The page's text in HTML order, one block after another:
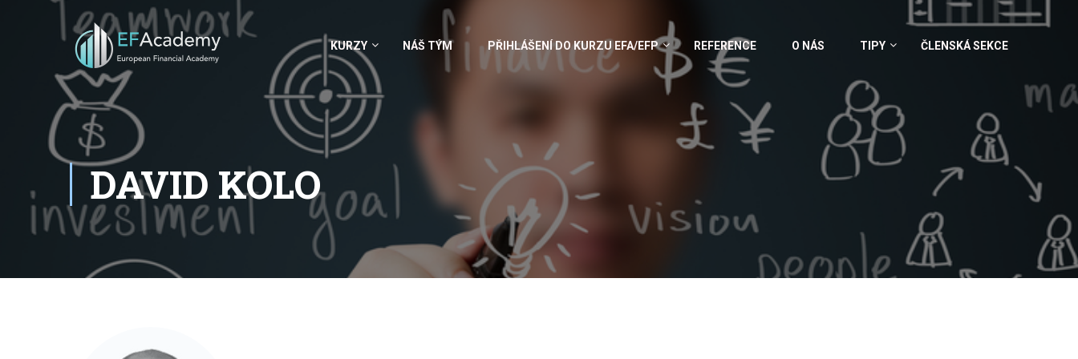
KURZY NÁŠ TÝM PŘIHLÁŠENÍ DO KURZU EFA/EFP REFERENCE O NÁS TIPY ČLENSKÁ SEKCE
DAVID KOLO